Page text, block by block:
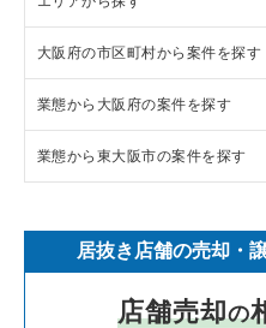
フランス料理の居抜き売却物件
イタリア料理の居抜き売却物件
中華の居抜き売却物件の案件一
寿司の居抜き売却物件の案件
焼肉の居抜き売却物件の案件
東京23区の飲食店の居抜き売却
東京都下の飲食店の居抜き売却
千葉県の飲食店の居抜き売却物
神奈川県の飲食店の居抜き売
大阪府の飲食店の居抜き売却物
大阪府の市区町村から案件を探す
大阪市北区の飲食店の居抜き売
大阪市中央区の飲食店の居抜き
堺市北区の飲食店の居抜き売
堺市中区の飲食店の居抜き売
業態から大阪府の案件を探す
大阪府のラーメンの居抜き売却
大阪府のイタリア料理の居抜
大阪府の中華の居抜き売却物件
業態から東大阪市の案件を探す
東大阪市のイタリア料理の居
東大阪市の焼肉の居抜き売却物
居抜き店舗の売却・
店舗売却の